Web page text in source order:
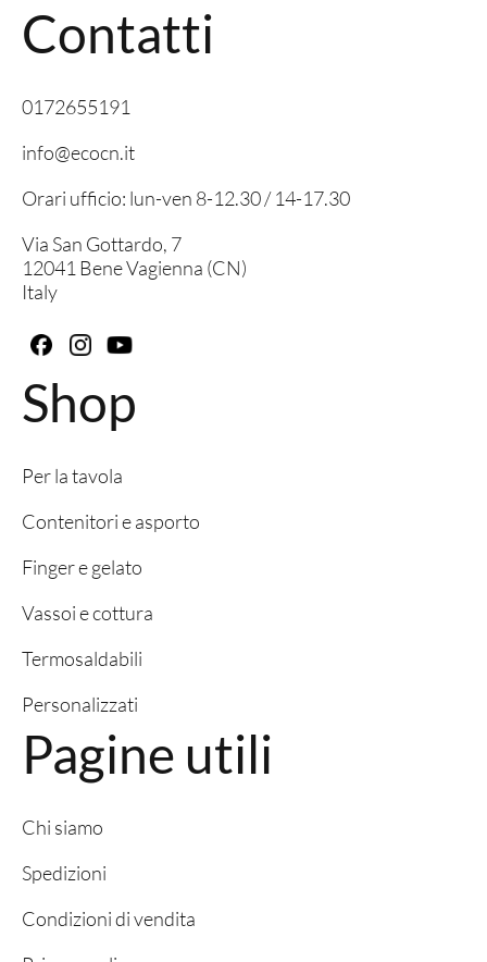
Contatti
0172655191
info@ecocn.it
Orari ufficio: lun-ven 8-12.30 / 14-17.30
Via San Gottardo, 7
12041 Bene Vagienna (CN)
Italy
Shop
Per la tavola
Contenitori e asporto
Finger e gelato
Vassoi e cottura
Termosaldabili
Personalizzati
Pagine utili
Chi siamo
Spedizioni
Condizioni di vendita